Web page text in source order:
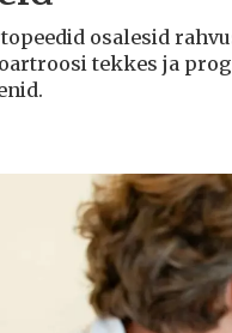
osalesid
tekkes ja